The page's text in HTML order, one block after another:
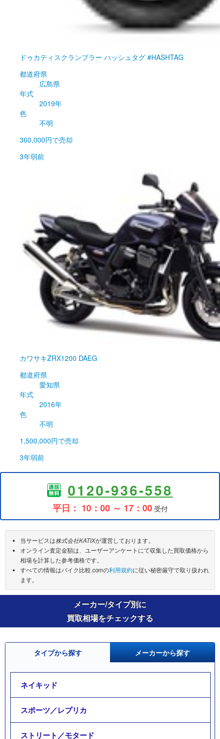
ドゥカティ スクランブラー ハッシュタグ #HASHTAG
都道府県
広島県
年式
2019年
色
不明
360,000円で売却
3年弱前
カワサキZRX1200 DAEG
都道府県
愛知県
年式
2016年
色
不明
1,500,000円で売却
3年弱前
0120-936-558
平日： 10：00 ～ 17：00受付
当サービスは株式会社KATIXが運営しております。
オンライン査定金額は、ユーザーアンケートにて収集した買取価格から
相場を計算した参考価格です。
すべての情報はバイク比較.comの利用規約に従い秘密厳守で取り扱われ
ます。
メーカー/タイプ別に
買取相場をチェックする
タイプから探す メーカーから探す
ネイキッド
スポーツ／レプリカ
ストリート／モタード